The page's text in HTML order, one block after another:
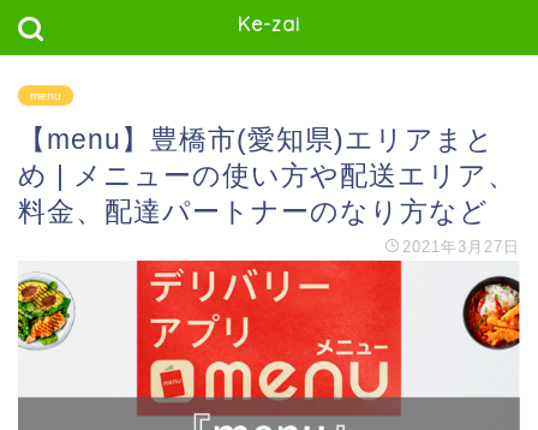
Ke-zai
menu
【menu】豊橋市(愛知県)エリアまと
め | メニューの使い方や配送エリア、
料金、配達パートナーのなり方など
2021年3月27日